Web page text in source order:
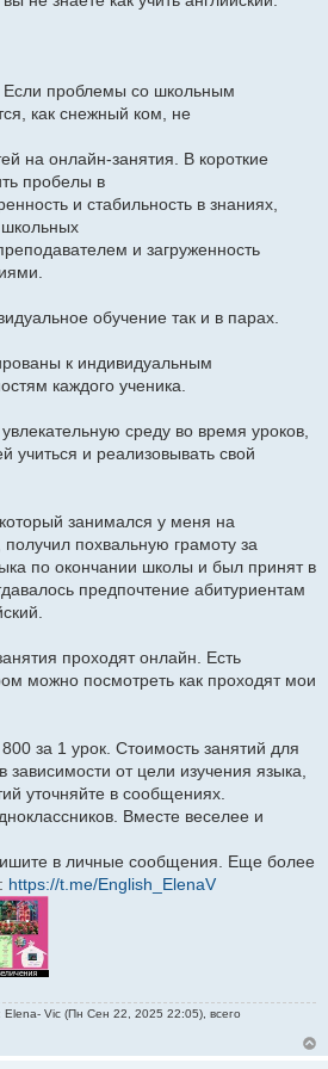
проблемы со школьным
как снежный ком, не
на онлайн-занятия. В короткие
пробелы в
и стабильность в знаниях,
школьных
и загруженность
обучение так и в парах.
к индивидуальным
каждого ученика.
среду во время уроков,
учиться и реализовывать свой
который занимался у меня на
похвальную грамоту за
по окончании школы и был принят в
предпочтение абитуриентам
проходят онлайн. Есть
можно посмотреть как проходят мои
за 1 урок. Стоимость занятий для
зависимости от цели изучения языка,
уточняйте в сообщениях.
Вместе веселее и
в личные сообщения. Еще более
https://t.me/English_ElenaV
Vic (Пн Сен 22, 2025 22:05), всего